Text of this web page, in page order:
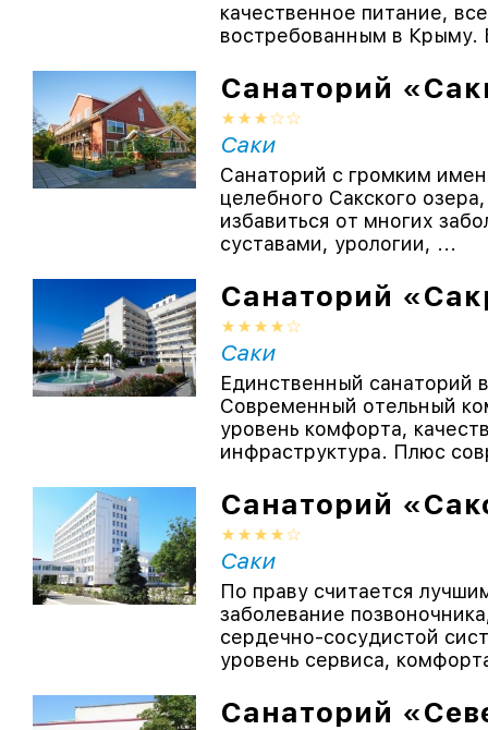
качественное питание,
востребованным в Крыму.
Санаторий
Саки
Санаторий с громким
целебного Сакского
избавиться от многих
суставами, урологии, ...
Санаторий
Саки
Единственный санаторий
Современный отельный
уровень комфорта,
инфраструктура. Плюс
Санаторий
Саки
По праву считается
заболевание
сердечно-сосудистой
уровень сервиса,
Санаторий